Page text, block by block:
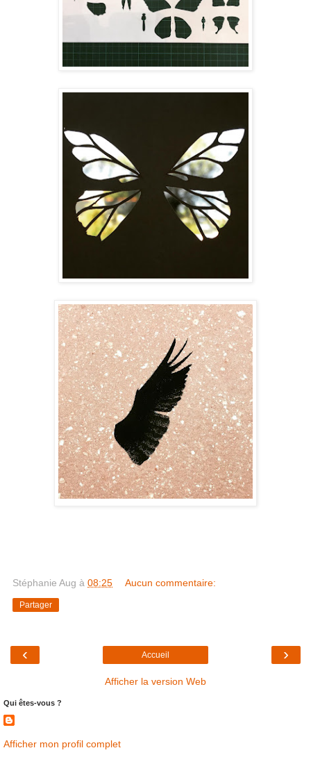
Stéphanie Aug à 08:25 Aucun commentaire:
Partager
‹ ›
Accueil
Afficher la version Web
Qui êtes-vous ?
Afficher mon profil complet